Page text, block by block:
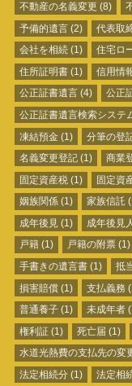
不動産の名義変更 (8)
予備的遺言(2) 代表取
会社を相続(1) 住宅ロ
住所証明書(1) 信用情
公正証書遺言(4) 公正
公正証書遺言検索システ
凍結預金(1) 分筆の登
名義変更登記(1) 商業
固定資産税 (1) 固定資
姻族関係(1) 家族信託
成年後見(1) 成年後見
戸籍(1) 戸籍の附票 (1)
手書きの遺言書(1) 抵
損害賠償(1) 支払義務
普通養子(1) 未成年者
権利証(1) 死亡届 (1)
水道光熱費の支払先の変
法定相続分(1) 法定相